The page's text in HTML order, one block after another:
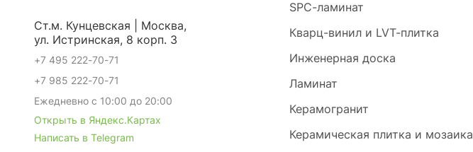
SPC-ламинат
Кварц-винил и LVT-плитка
Инженерная доска
Ламинат
Керамогранит
Керамическая плитка и мозаика
Ст.м. Кунцевская | Москва,
ул. Истринская, 8 корп. 3
+7 495 222-70-71
+7 985 222-70-71
Ежедневно с 10:00 до 20:00
Открыть в Яндекс.Картах
Написать в Telegram